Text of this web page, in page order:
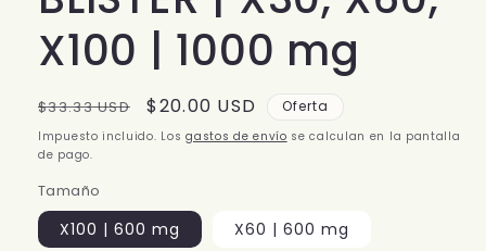
X100 | 1000 mg
Precio
habitual
$33.33 USD
Precio
de
$20.00 USD Oferta
Impuesto incluido. Losgastos de envío se calculan en la pantalla
de pago.
Tamaño
X100 | 600 mg X60 | 600 mg